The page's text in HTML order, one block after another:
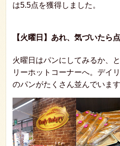
は5.5点を獲得しました。
【火曜日】あれ、気づいたら
火曜日はパンにしてみるか、
リーホットコーナーへ。デイ
のパンがたくさん並んでいます